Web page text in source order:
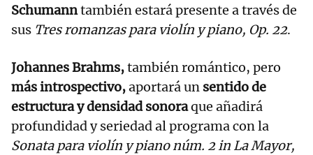
Schumanntambién estará presente a través de
sus Tres romanzas para violín y piano, Op. 22.
Johannes Brahms,también romántico, pero
más introspectivo,aportará un sentido de
estructura y densidad sonoraque añadirá
profundidad y seriedad al programa con la
Sonata para violín y piano núm. 2 in La Mayor,